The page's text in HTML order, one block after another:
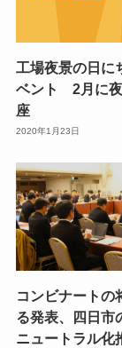
工場夜景の日に
ベント 2月に
座
2020年1月23日
コンビナートの
る発表、四日市
ニュートラル化